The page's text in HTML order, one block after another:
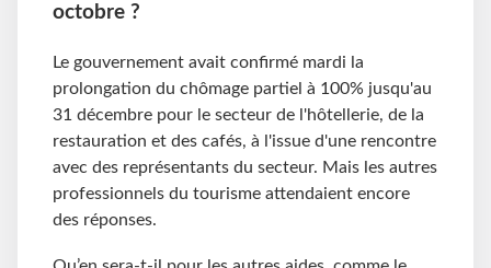
octobre ?
Le gouvernement avait confirmé mardi la
prolongation du chômage partiel à 100% jusqu'au
31 décembre pour le secteur de l'hôtellerie, de la
restauration et des cafés, à l'issue d'une rencontre
avec des représentants du secteur. Mais les autres
professionnels du tourisme attendaient encore
des réponses.